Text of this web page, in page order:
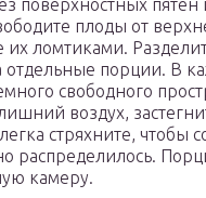
поверхностных пятен
плоды от
их ломтиками.
отдельные порции. В
свободного
воздух,
стряхните, чтобы
распределилось.
камеру.